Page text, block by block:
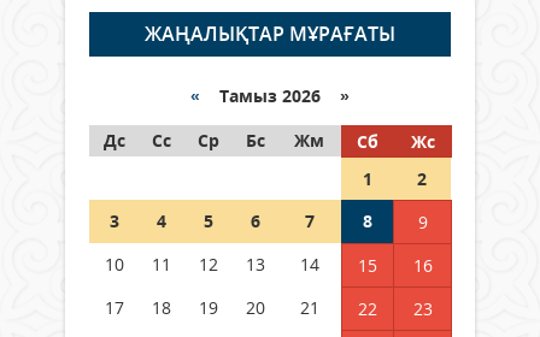
06 тамыз 2026 ж. 258
граждане Казахстана,
05 тамыз 2026 ж. 140
Шетелде жүрген Қазақстан
азаматтары қалай дауыс бере
ЖАҢАЛЫҚТАР МҰРАҒАТЫ
« Тамыз 2026 »
Дс
Сс Ср Бс Жм Сб
Жс
1
2
3
4 5 6 7 8
9
10
11 12 13 14 15
16
17
18 19 20 21 22
23